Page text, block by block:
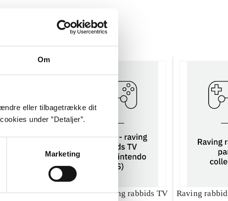
Om
eller tilbagetrække dit
under ”Detaljer”.
Marketing
rabbids 2
Rayman - raving rabbids TV
Raving